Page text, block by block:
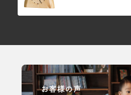
お客様の声